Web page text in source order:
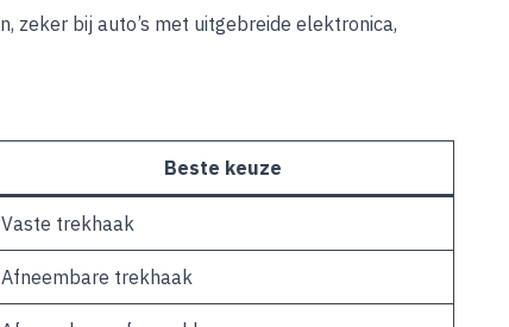
zeker bij auto’s met uitgebreide elektronica,
Beste keuze
Vaste trekhaak
Afneembare trekhaak